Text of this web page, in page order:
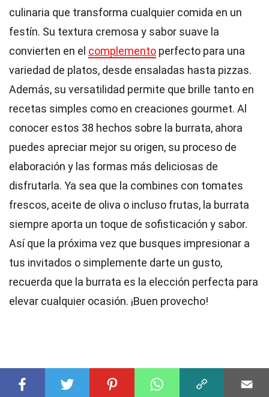
culinaria que transforma cualquier comida en un
festín. Su textura cremosa y sabor suave la
convierten en el complemento perfecto para una
variedad de platos, desde ensaladas hasta pizzas.
Además, su versatilidad permite que brille tanto en
recetas simples como en creaciones gourmet. Al
conocer estos 38 hechos sobre la burrata, ahora
puedes apreciar mejor su origen, su proceso de
elaboración y las formas más deliciosas de
disfrutarla. Ya sea que la combines con tomates
frescos, aceite de oliva o incluso frutas, la burrata
siempre aporta un toque de sofisticación y sabor.
Así que la próxima vez que busques impresionar a
tus invitados o simplemente darte un gusto,
recuerda que la burrata es la elección perfecta para
elevar cualquier ocasión. ¡Buen provecho!